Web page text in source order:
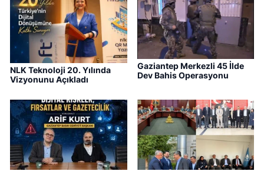
NLK Teknoloji 20. Yılında
Vizyonunu Açıkladı
Gaziantep Merkezli 45 İlde
Dev Bahis Operasyonu